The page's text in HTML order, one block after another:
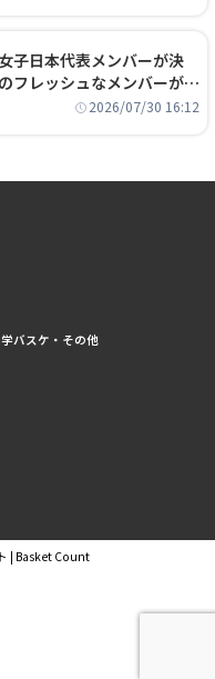
子日本代表メンバーが決
フレッシュなメンバーが日
を狙う
2026/07/30 16:12
バスケ・その他
| Basket Count